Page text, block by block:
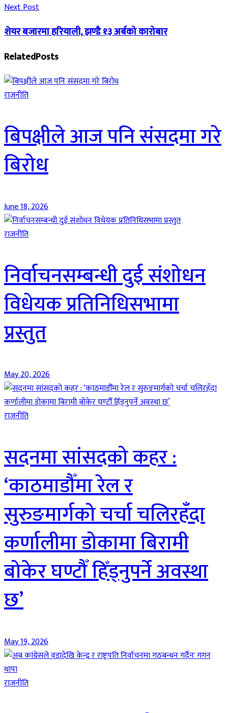
Next Post
शेयर बजारमा हरियाली, झण्डै १३ अर्बको कारोबार
RelatedPosts
राजनीति
बिपक्षीले आज पनि संसदमा गरे
बिरोध
June 18, 2026
राजनीति
निर्वाचनसम्बन्धी दुई संशोधन
विधेयक प्रतिनिधिसभामा
प्रस्तुत
May 20, 2026
राजनीति
सदनमा सांसदको कहर :
‘काठमाडौँमा रेल र
सुरुङमार्गको चर्चा चलिरहँदा
कर्णालीमा डोकामा बिरामी
बोकेर घण्टौँ हिँड्नुपर्ने अवस्था
छ’
May 19, 2026
राजनीति